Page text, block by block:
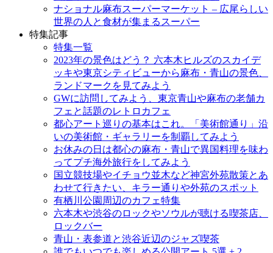
ナショナル麻布スーパーマーケット – 広尾らしい
世界の人と食材が集まるスーパー
特集記事
特集一覧
2023年の景色はどう？ 六本木ヒルズのスカイデ
ッキや東京シティビューから麻布・青山の景色、
ランドマークを見てみよう
GWに訪問してみよう、東京青山や麻布の老舗カ
フェと話題のレトロカフェ
都心アート巡りの基本はこれ。「美術館通り」沿
いの美術館・ギャラリーを制覇してみよう
お休みの日は都心の麻布・青山で異国料理を味わ
ってプチ海外旅行をしてみよう
国立競技場やイチョウ並木など神宮外苑散策とあ
わせて行きたい、キラー通りや外苑のスポット
有栖川公園周辺のカフェ特集
六本木や渋谷のロックやソウルが聴ける喫茶店、
ロックバー
青山・表参道と渋谷近辺のジャズ喫茶